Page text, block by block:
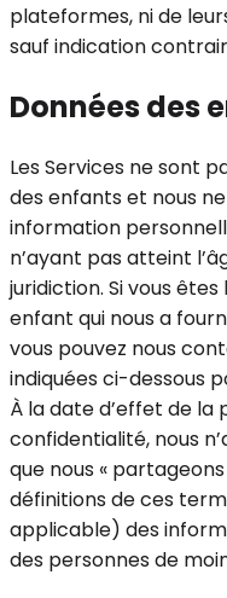
plateformes, ni de
sauf indication
Données des
Les Services ne sont
des enfants et nous
information
n’ayant pas atteint
juridiction. Si vous
enfant qui nous a
vous pouvez nous
indiquées ci-dessous
À la date d’effet de la
confidentialité, nous
que nous « partageons
définitions de ces
applicable) des
des personnes de